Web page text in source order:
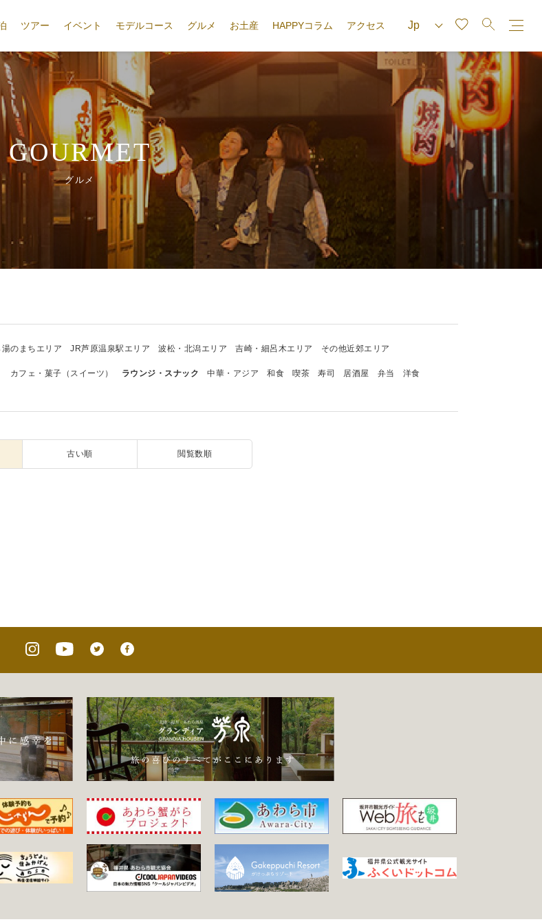
ツアー イベント モデルコース グルメ お土産 HAPPYコラム アクセス
GOURMET
グルメ
のまちエリア JR芦原温泉駅エリア 波松・北潟エリア 吉崎・細呂木エリア その他近郊エリア
カフェ・菓子（スイーツ） ラウンジ・スナック 中華・アジア 和食 喫茶 寿司 居酒屋 弁当
洋食
古い順 閲覧数順